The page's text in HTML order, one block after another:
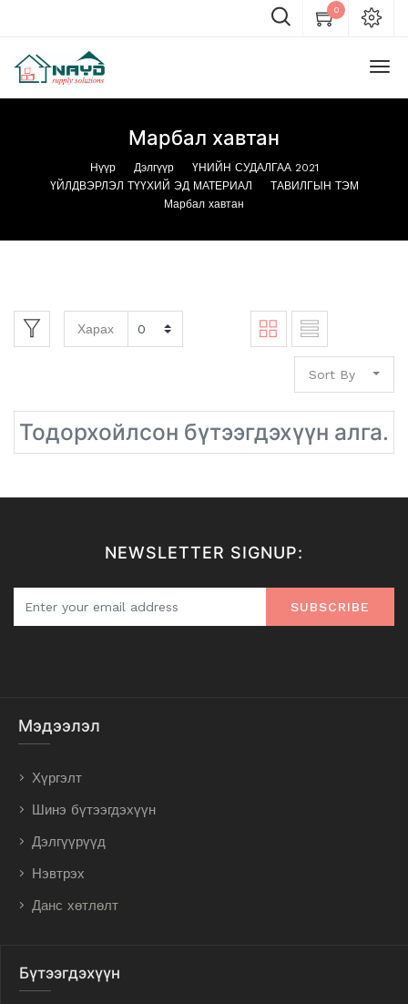
0
Марбал хавтан
Нүүр Дэлгүүр
ҮНИЙН СУДАЛГАА 2021
ҮЙЛДВЭРЛЭЛ ТҮҮХИЙ ЭД МАТЕРИАЛ
ТАВИЛГЫН ТЭМ
Марбал хавтан
Харах
Sort By
Тодорхойлсон бүтээгдэхүүн алга.
NEWSLETTER SIGNUP:
SUBSCRIBE
Мэдээлэл
Хүргэлт
Шинэ бүтээгдэхүүн
Дэлгүүрүүд
Нэвтрэх
Данс хөтлөлт
Бүтээгдэхүүн